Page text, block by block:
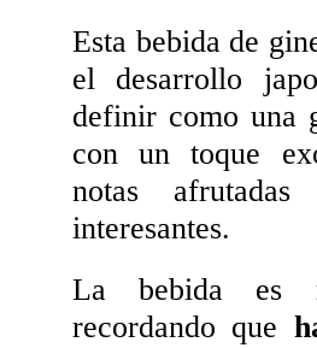
Esta bebida de
el desarrollo
definir como una
con un toque
notas
interesantes.
La bebida es
recordando que